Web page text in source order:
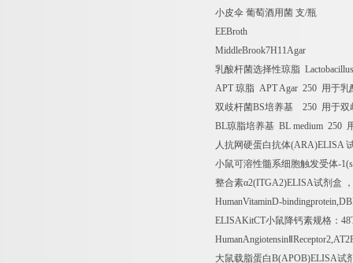
小皮伞 葡萄酒用菌 支/瓶
EEBroth
MiddleBrook7H11Agar
乳酸杆菌选择性琼脂
APT 琼脂 APT Agar 250 用于乳
双歧杆菌BS培养基 250 用于双
BL琼脂培养基 BL medium 250
人抗网硬蛋白抗体(ARA)ELISA
小鼠可溶性髓系细胞触发受体-
整合素α2(ITGA2)ELISA试剂盒
HumanVitaminD-
ELISAKitCT小鼠降钙素规格：
HumanAngiotensin
大鼠载脂蛋白B(APOB)ELISA试